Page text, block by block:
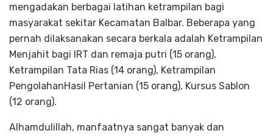
mengadakan berbagai latihan ketrampilan bagi
masyarakat sekitar Kecamatan Balbar. Beberapa yang
pernah dilaksanakan secara berkala adalah Ketrampilan
Menjahit bagi IRT dan remaja putri (15 orang),
Ketrampilan Tata Rias (14 orang), Ketrampilan
PengolahanHasil Pertanian (15 orang), Kursus Sablon
(12 orang).
Alhamdulillah, manfaatnya sangat banyak dan